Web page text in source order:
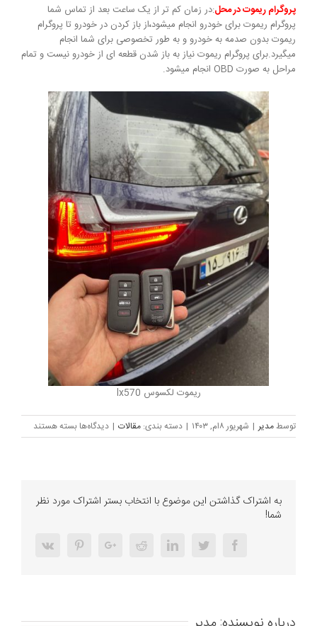
پروگرام ریموت در محل:در زمان کم تر از یک ساعت بعد از تماس شما
پروگرام ریموت برای خودرو انجام میشود،از باز کردن در خودرو تا پروگرام
ریموت بدون صدمه به خودرو و به طور تخصوصی برای شما انجام
میگیرد.برای پروگرام ریموت نیاز به باز شدن قطعه ای از خودرو نیست و تمام
مراحل به صورت OBD انجام میشود.
ریموت لکسوس lx570
توسطمدیر | شهریور ۸ام, ۱۴۰۳ | دسته بندی: مقالات | دیدگاه‌ها برای
ریموت
لکسوس
ایکس
۵۷۰
بسته هستند
به اشتراک گذاشتن این موضوع با انتخاب بستر اشتراک مورد نظر
شما!
Facebook
Twitter
LinkedIn
Reddit
Google+
Pinterest
Vk